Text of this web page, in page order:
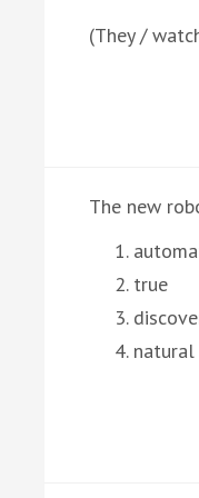
(They /
The new
true
natural